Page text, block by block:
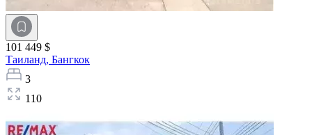
101 449 $
Таиланд, Бангкок
3
110